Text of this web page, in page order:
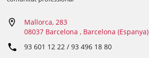
Mallorca, 283
08037 Barcelona , Barcelona (Espanya)
93 601 12 22 / 93 496 18 80